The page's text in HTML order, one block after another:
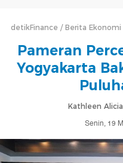
detikFinance Berita Ekonomi
Pameran
Yogyakarta
Kathleen
Senin, 19